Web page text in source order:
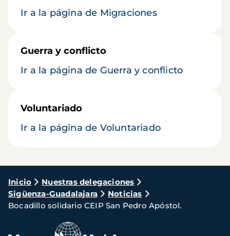
Ir a la página de Migraciones
Guerra y conflicto
Ir a la página de Guerra y conflicto
Voluntariado
Ir a la página de Voluntariado
Ruta
de
navegación
Inicio
Nuestras delegaciones
Sigüenza-Guadalajara
Noticias
Bocadillo solidario CEIP San Pedro Apóstol.